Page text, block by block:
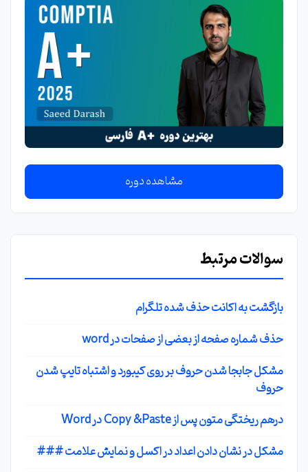
مشاهده دوره
سوالات مرتبط
بازگشت به اکانت حذف شده تلگرام
حذف شماره صفحه از بعضی از صفحات در word
مشکل جابجا شدن حروف بر روی کیبورد و اشتباه تایپ شدن
حروف
درهم ریختگی متون پس از Copy &Paste در Word
مشکل در نشان دادن اعداد در اکسل و نمایش علامت ###